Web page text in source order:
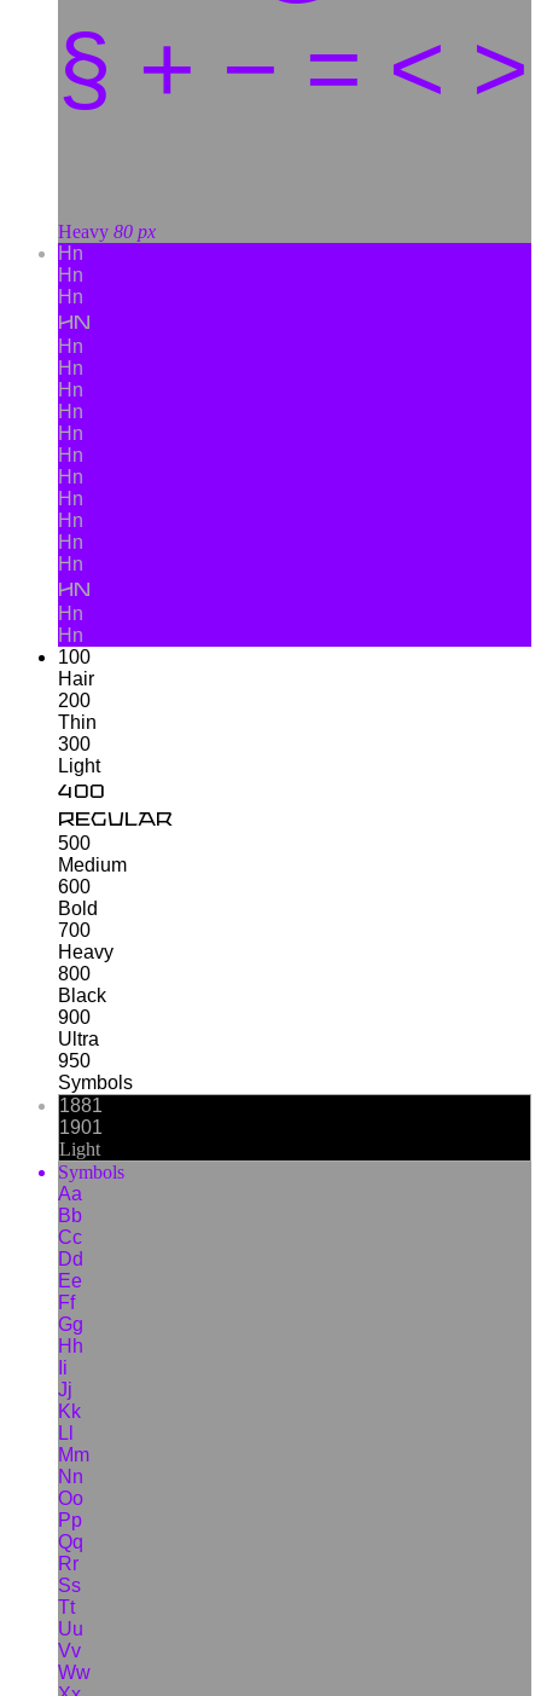
§ + − = < >
Heavy 80 px
Hn
Hn
Hn
Hn
Hn
Hn
Hn
Hn
Hn
Hn
Hn
Hn
Hn
Hn
Hn
Hn
Hn
Hn
100
Hair
200
Thin
300
Light
400
Regular
500
Medium
600
Bold
700
Heavy
800
Black
900
Ultra
950
Symbols
1881
1901
Light
Symbols
Aa
Bb
Cc
Dd
Ee
Ff
Gg
Hh
Ii
Jj
Kk
Ll
Mm
Nn
Oo
Pp
Qq
Rr
Ss
Tt
Uu
Vv
Ww